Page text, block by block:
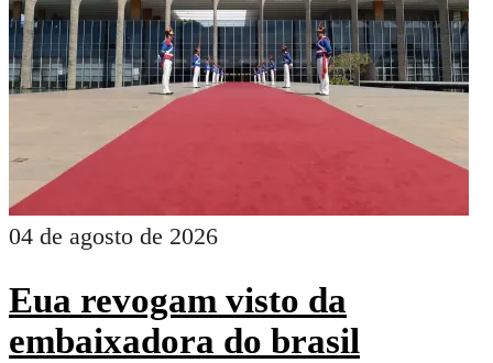
04 de agosto de 2026
Eua revogam visto da
embaixadora do brasil